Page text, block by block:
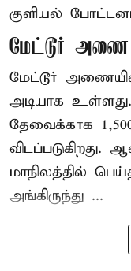
குளியல்
மேட்டூர் அணை
மேட்டூர்
அடியாக
தேவைக்காக
மாநிலத்தில்
அங்கிருந்து ...